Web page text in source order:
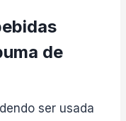
de
ser usada